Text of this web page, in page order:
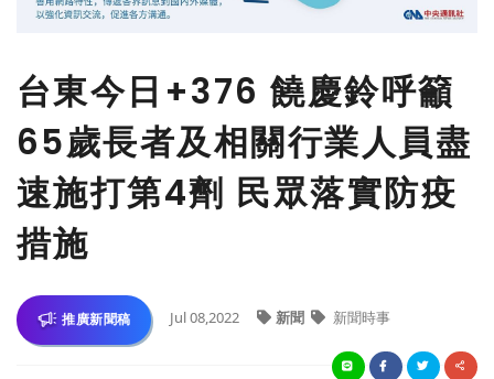
台東今日+376 饒慶鈴呼籲
65歲長者及相關行業人員盡
速施打第4劑 民眾落實防疫
措施
推廣新聞稿 Jul 08,2022 新聞 新聞時事